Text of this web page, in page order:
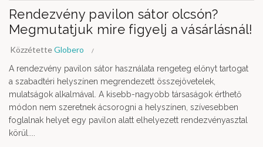
Rendezvény pavilon sátor olcsón?
Megmutatjuk mire figyelj a vásárlásnál!
KözzétetteGlobero
A rendezvény pavilon sátor használata rengeteg előnyt tartogat
a szabadtéri helyszínen megrendezett összejövetelek,
mulatságok alkalmával. A kisebb-nagyobb társaságok érthető
módon nem szeretnek ácsorogni a helyszínen, szívesebben
foglalnak helyet egy pavilon alatt elhelyezett rendezvényasztal
körül....